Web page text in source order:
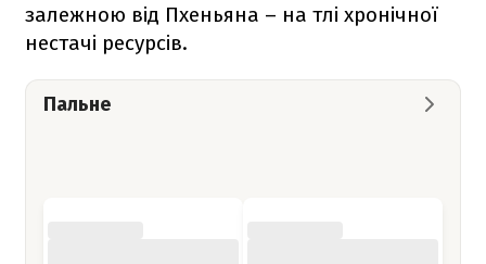
залежною від Пхеньяна – на тлі хронічної
нестачі ресурсів.
Пальне